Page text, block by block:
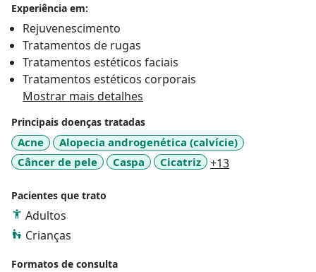
Como funciona meus atendimentos?
Durante a consulta, avalio cada paciente de forma
completa e personalizada, para que eu possa
entender as necessidades e expectativas de cada um.
Prezo pelo uso da tecnologia avançada para
proporcionar o melhor tratamento, seja na área
estética ou clínica, pois para mim, saúde e beleza
andam lado a lado.
Agende sua consulta comigo!
Experiência em:
Rejuvenescimento
Tratamentos de rugas
Tratamentos estéticos faciais
Tratamentos estéticos corporais
Mostrar mais detalhes
Principais doenças tratadas
Acne
Alopecia androgenética (calvície)
Câncer de pele
Caspa Cicatriz +13
Pacientes que trato
Adultos
Crianças
Formatos de consulta